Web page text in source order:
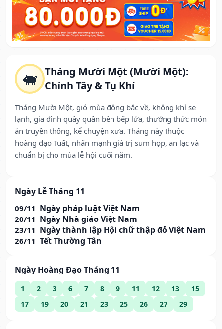
🐖 Tháng Mười Một (Mười Một):
Chính Tây & Tụ Khí
Tháng Mười Một, gió mùa đông bắc về, không khí se
lạnh, gia đình quây quần bên bếp lửa, thưởng thức món
ăn truyền thống, kể chuyện xưa. Tháng này thuộc
hoàng đạo Tuất, nhấn mạnh giá trị sum họp, an lạc và
chuẩn bị cho mùa lễ hội cuối năm.
Ngày Lễ Tháng 11
09/11 Ngày pháp luật Việt Nam
20/11 Ngày Nhà giáo Việt Nam
23/11 Ngày thành lập Hội chữ thập đỏ Việt Nam
26/11 Tết Thường Tân
Ngày Hoàng Đạo Tháng 11
1 2 3 6 7 8 9 11 12 13
15
17
19 20 21 23 25 26 27 29